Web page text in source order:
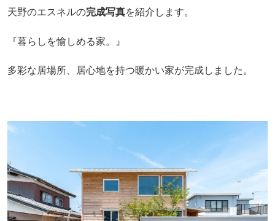
天野のエスネルの完成写真を紹介します。
『暮らしを愉しめる家。』
多彩な居場所、居心地を持つ暖かい家が完成しました。